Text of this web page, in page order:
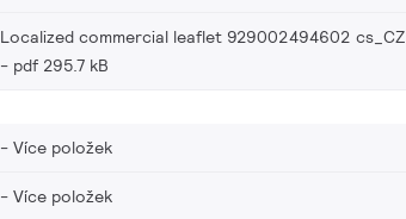
Localized commercial leaflet 929002494602 cs_CZ
pdf 295.7 kB
Více položek
Více položek